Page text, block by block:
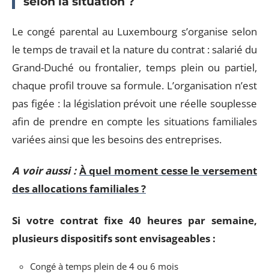
Le congé parental au Luxembourg s’organise selon
le temps de travail et la nature du contrat : salarié du
Grand-Duché ou frontalier, temps plein ou partiel,
chaque profil trouve sa formule. L’organisation n’est
pas figée : la législation prévoit une réelle souplesse
afin de prendre en compte les situations familiales
variées ainsi que les besoins des entreprises.
A voir aussi : À quel moment cesse le versement
des allocations familiales ?
Si votre contrat fixe 40 heures par semaine,
plusieurs dispositifs sont envisageables :
Congé à temps plein de 4 ou 6 mois